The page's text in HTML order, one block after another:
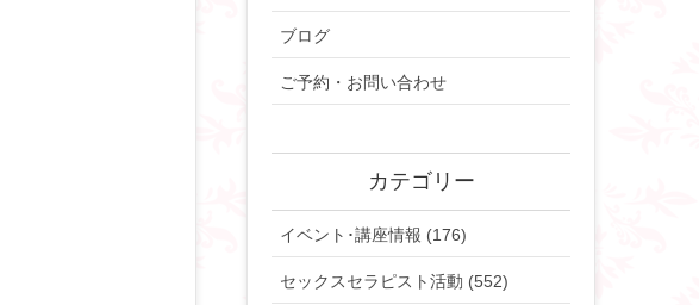
ブログ
ご予約・お問い合わせ
カテゴリー
イベント･講座情報 (176)
セックスセラピスト活動 (552)